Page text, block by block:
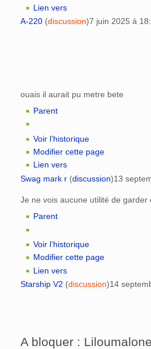
Lien vers
A-220 (discussion)7 juin 2025 à
ouais il aurait pu metre bete
Parent
Voir l’historique
Modifier cette page
Lien vers
Swag mark r (discussion)13
Je ne vois aucune utilité de garder
Parent
Voir l’historique
Modifier cette page
Lien vers
Starship V2 (discussion)14
A bloquer : Liloumalone